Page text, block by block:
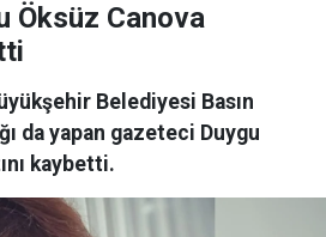
Öksüz Canova
Belediyesi Basın
da yapan gazeteci Duygu
kaybetti.